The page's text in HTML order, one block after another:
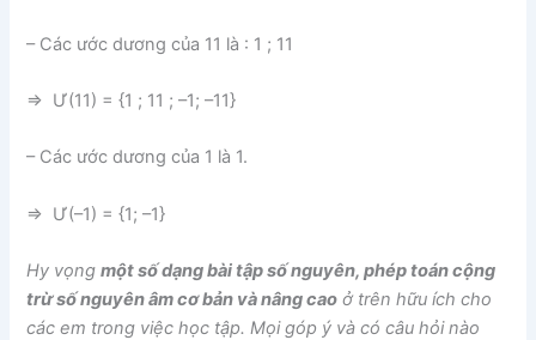
– Các ước dương của 11 là : 1 ; 11
⇒ Ư(11) = {1 ; 11 ; –1; –11}
– Các ước dương của 1 là 1.
⇒ Ư(–1) = {1; –1}
Hy vọngmột số dạng bài tập số nguyên, phép toán cộng
trừ số nguyên âm cơ bản và nâng cao ở trên hữu ích cho
các em trong việc học tập. Mọi góp ý và có câu hỏi nào